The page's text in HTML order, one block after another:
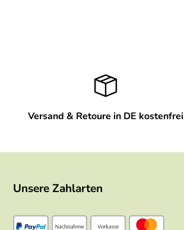
Versand & Retoure in DE kostenfrei
Unsere Zahlarten